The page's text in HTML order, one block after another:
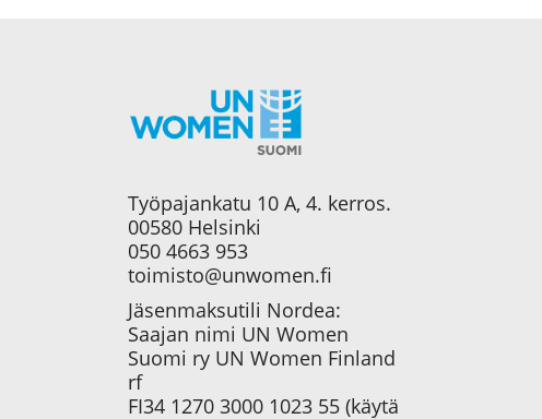
Työpajankatu 10 A, 4. kerros.
00580 Helsinki
050 4663 953
toimisto@unwomen.fi
Jäsenmaksutili Nordea:
Saajan nimi UN Women
Suomi ry UN Women Finland
rf
FI34 1270 3000 1023 55 (käytä